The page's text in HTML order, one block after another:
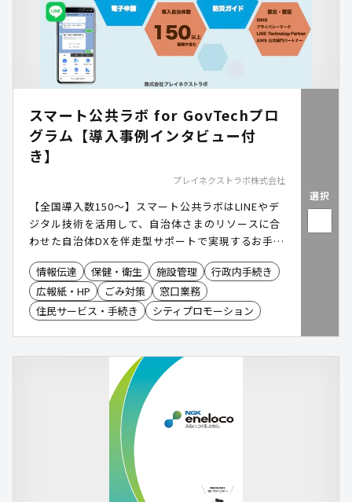
スマート公共ラボ for GovTechプロ
グラム【導入事例インタビュー付
き】
プレイネクストラボ株式会社
【全国導入数150〜】スマート公共ラボはLINEやデ
ジタル技術を活用して、自治体さまのリソースに合
わせた自治体DXを伴走型サポートで実現するお手伝
いをしています。
情報伝達
保健・衛生 施設管理
行政内手続き
広報紙・HP
ごみ対策
窓口業務
住民サービス・手続き
シティプロモーション
選択